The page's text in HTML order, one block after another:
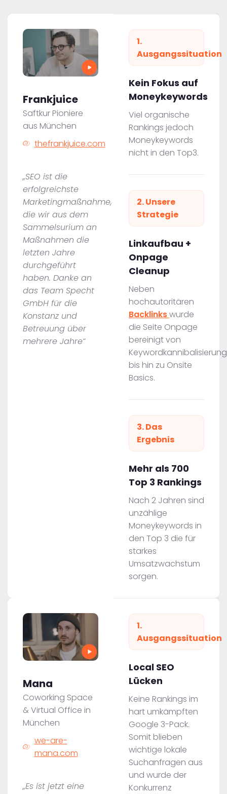
Frankjuice
Saftkur Pioniere
aus München
thefrankjuice.com
„SEO ist die
erfolgreichste
Marketingmaßnahme,
die wir aus dem
Sammelsurium an
Maßnahmen die
letzten Jahre
durchgeführt
haben. Danke an
das Team Specht
GmbH für die
Konstanz und
Betreuung über
mehrere Jahre“
1.
Ausgangssituation
Kein Fokus auf
Moneykeywords
Viel organische
Rankings jedoch
Moneykeywords
nicht in den Top3.
2. Unsere
Strategie
Linkaufbau +
Onpage
Cleanup
Neben
hochautoritären
Backlinkswurde
die Seite Onpage
bereinigt von
Keywordkannibalisierung
bis hin zu Onsite
Basics.
3. Das
Ergebnis
Mehr als 700
Top 3 Rankings
Nach 2 Jahren sind
unzählige
Moneykeywords in
den Top 3 die für
starkes
Umsatzwachstum
sorgen.
1.
Ausgangssituation
Local SEO
Lücken
Keine Rankings im
hart umkämpften
Google 3-Pack.
Somit blieben
wichtige lokale
Suchanfragen aus
und wurde der
Konkurrenz
Mana
Coworking Space
& Virtual Office in
München
we-are-
mana.com
„Es ist jetzt eine